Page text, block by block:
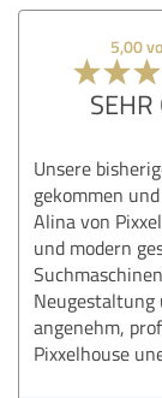
5,00
SEHR
Unsere
gekommen
Alina von
und modern
Neugestaltung
angenehm,
Pixxelhouse